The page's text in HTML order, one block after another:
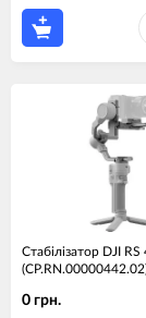
Стабілізатор DJI
0 грн.